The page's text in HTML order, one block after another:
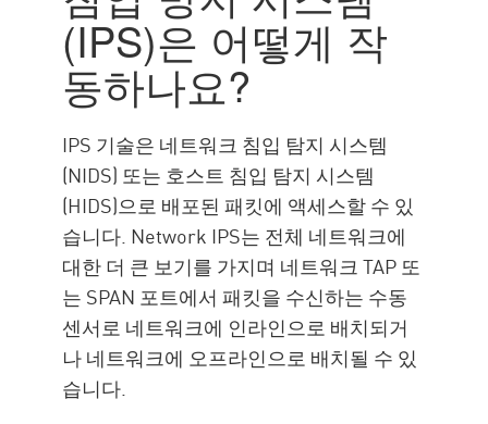
(IPS)은 어떻게 작
동하나요?
IPS 기술은 네트워크 침입 탐지 시스템
(NIDS) 또는 호스트 침입 탐지 시스템
(HIDS)으로 배포된 패킷에 액세스할 수 있
습니다. Network IPS는 전체 네트워크에
대한 더 큰 보기를 가지며 네트워크 TAP 또
는 SPAN 포트에서 패킷을 수신하는 수동
센서로 네트워크에 인라인으로 배치되거
나 네트워크에 오프라인으로 배치될 수 있
습니다.